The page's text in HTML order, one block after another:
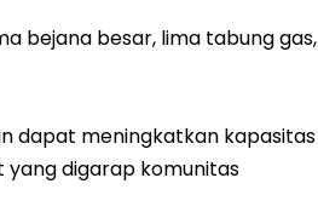
bejana besar, lima tabung gas,
dapat meningkatkan kapasitas
yang digarap komunitas